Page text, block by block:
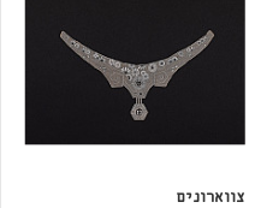
צווארונים